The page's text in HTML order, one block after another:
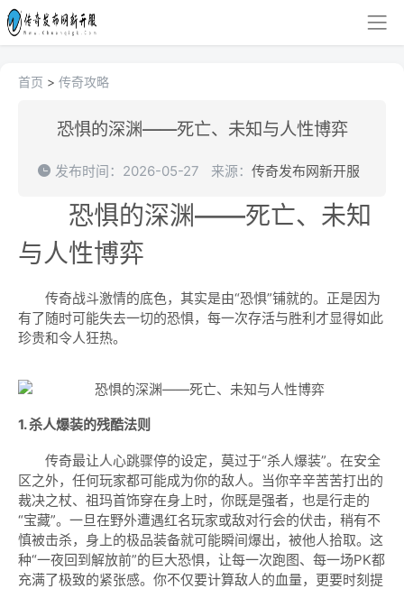
首页 > 传奇攻略
恐惧的深渊——死亡、未知与人性博弈
发布时间：2026-05-27 来源： 传奇发布网新开服
恐惧的深渊——死亡、未知
与人性博弈
传奇战斗激情的底色，其实是由“恐惧”铺就的。正是因为
有了随时可能失去一切的恐惧，每一次存活与胜利才显得如此
珍贵和令人狂热。
1. 杀人爆装的残酷法则
传奇最让人心跳骤停的设定，莫过于“杀人爆装”。在安全
区之外，任何玩家都可能成为你的敌人。当你辛辛苦苦打出的
裁决之杖、祖玛首饰穿在身上时，你既是强者，也是行走的
“宝藏”。一旦在野外遭遇红名玩家或敌对行会的伏击，稍有不
慎被击杀，身上的极品装备就可能瞬间爆出，被他人拾取。这
种“一夜回到解放前”的巨大恐惧，让每一次跑图、每一场PK都
充满了极致的紧张感。你不仅要计算敌人的血量，更要时刻提